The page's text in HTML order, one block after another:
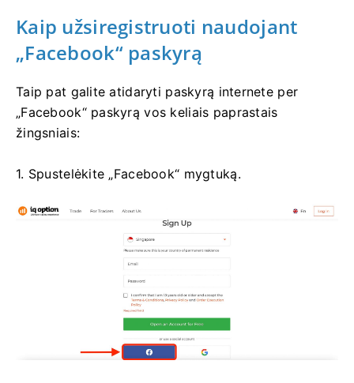
Kaip užsiregistruoti naudojant
„Facebook“ paskyrą
Taip pat galite atidaryti paskyrą internete per
„Facebook“ paskyrą vos keliais paprastais
žingsniais:
1. Spustelėkite „Facebook“ mygtuką.